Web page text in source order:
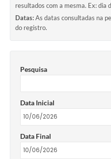
resultados com a mesma. Ex: dia
Datas:As datas consultadas na
do registro.
Pesquisa
Data Inicial
Data Final